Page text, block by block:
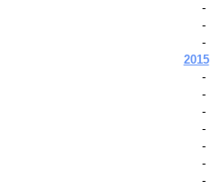
-
-
-
2015
-
-
-
-
-
-
-